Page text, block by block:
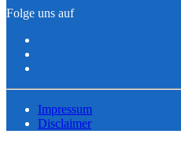
Folge uns auf
Impressum
Disclaimer